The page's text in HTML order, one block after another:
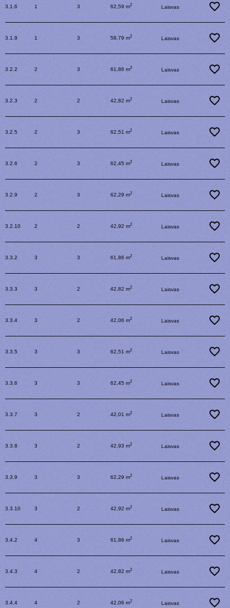
3.1.6 1 3 62,59 m2 Laisvas
3.1.9 1 3 58,79 m2 Laisvas
3.2.2 2 3 61,86 m2 Laisvas
3.2.3 2 2 42,82 m2 Laisvas
3.2.5 2 3 62,51 m2 Laisvas
3.2.6 2 3 62,45 m2 Laisvas
3.2.9 2 3 62,29 m2 Laisvas
3.2.10 2 2 42,92 m2 Laisvas
3.3.2 3 3 61,86 m2 Laisvas
3.3.3 3 2 42,82 m2 Laisvas
3.3.4 3 2 42,06 m2 Laisvas
3.3.5 3 3 62,51 m2 Laisvas
3.3.6 3 3 62,45 m2 Laisvas
3.3.7 3 2 42,01 m2 Laisvas
3.3.8 3 2 42,93 m2 Laisvas
3.3.9 3 3 62,29 m2 Laisvas
3.3.10 3 2 42,92 m2 Laisvas
3.4.2 4 3 61,86 m2 Laisvas
3.4.3 4 2 42,82 m2 Laisvas
3.4.4 4 2 42,06 m2 Laisvas